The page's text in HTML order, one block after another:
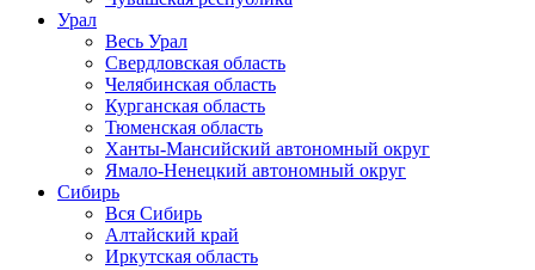
Урал
Весь Урал
Свердловская область
Челябинская область
Курганская область
Тюменская область
Ханты-Мансийский автономный округ
Ямало-Ненецкий автономный округ
Сибирь
Вся Сибирь
Алтайский край
Иркутская область